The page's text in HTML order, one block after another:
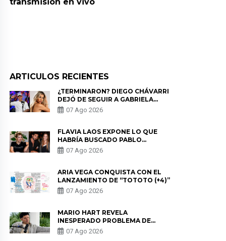
ARTICULOS RECIENTES
¿TERMINARON? DIEGO CHÁVARRI
DEJÓ DE SEGUIR A GABRIELA
HERRERA Y ANUNCIA SU SALIDA
DE PÓDCAST
07 Ago 2026
FLAVIA LAOS EXPONE LO QUE
HABRÍA BUSCADO PABLO
HEREDIA CON ALE FULLER: “UNA
DE LAS PARTES QUERÍA EL
07 Ago 2026
ARIA VEGA CONQUISTA CON EL
LANZAMIENTO DE “TOTOTO (+4)”
07 Ago 2026
MARIO HART REVELA
INESPERADO PROBLEMA DE
SALUD ANTES DE SEPARARSE DE
KORINA: “ME ENCONTRARON UN
07 Ago 2026